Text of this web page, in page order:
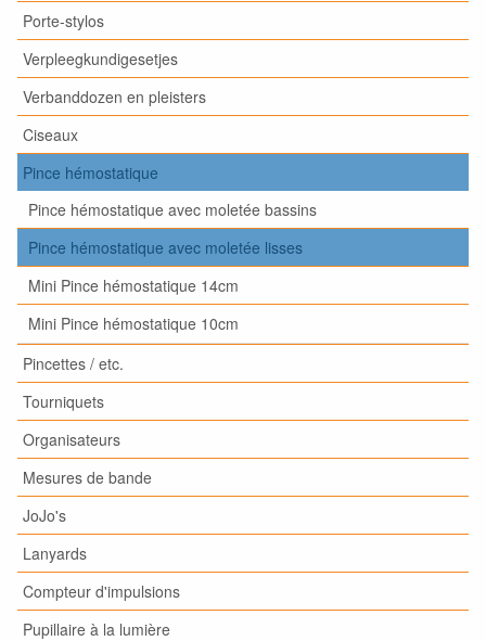
Porte-stylos
Verpleegkundigesetjes
Verbanddozen en pleisters
Ciseaux
Pince hémostatique
Pince hémostatique avec moletée bassins
Pince hémostatique avec moletée lisses
Mini Pince hémostatique 14cm
Mini Pince hémostatique 10cm
Pincettes / etc.
Tourniquets
Organisateurs
Mesures de bande
JoJo's
Lanyards
Compteur d'impulsions
Pupillaire à la lumière